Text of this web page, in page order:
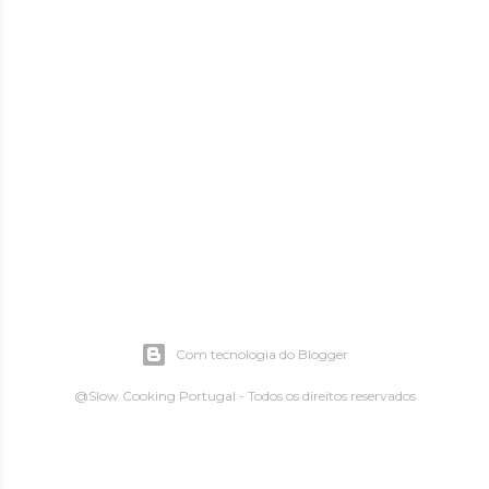
Com tecnologia do Blogger
@Slow Cooking Portugal - Todos os direitos reservados